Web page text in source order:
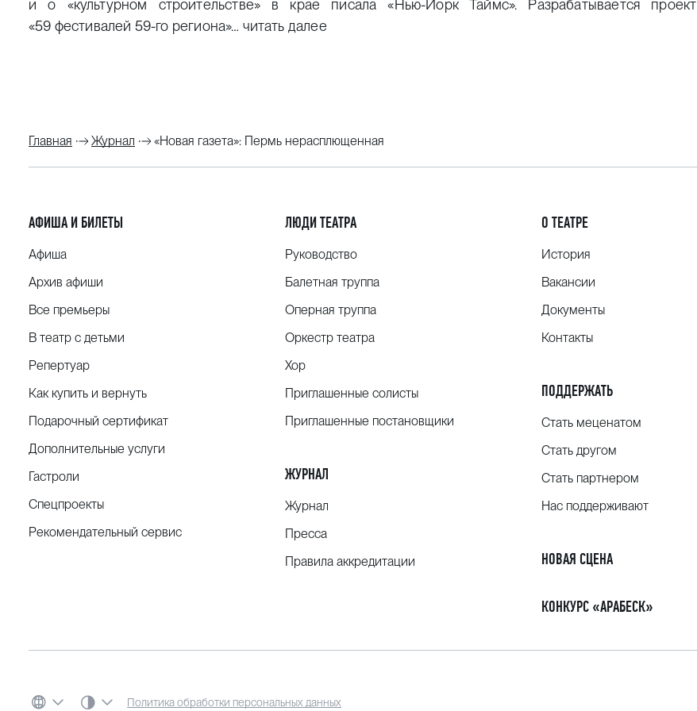
и о «культурном строительстве» в крае писала «Нью-ЙоркТаймс». Разрабатывается проект
«59 фестивалей 59-го региона»… читать далее
Главная Журнал «Новая газета»: Пермь нерасплющенная
АФИША И БИЛЕТЫ
Афиша
Архив афиши
Все премьеры
В театр с детьми
Репертуар
Как купить и вернуть
Подарочный сертификат
Дополнительные услуги
Гастроли
Спецпроекты
Рекомендательный сервис
ЛЮДИ ТЕАТРА
Руководство
Балетная труппа
Оперная труппа
Оркестр театра
Хор
Приглашенные солисты
Приглашенные постановщики
ЖУРНАЛ
Журнал
Пресса
Правила аккредитации
О ТЕАТРЕ
История
Вакансии
Документы
Контакты
ПОДДЕРЖАТЬ
Стать меценатом
Стать другом
Стать партнером
Нас поддерживают
НОВАЯ СЦЕНА
КОНКУРС «АРАБЕСК»
Политика обработки персональных данных
СИСТЕМНАЯ ТЕМА